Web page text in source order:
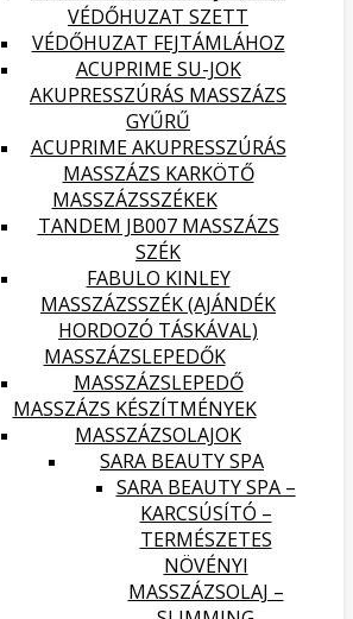
VÉDŐHUZAT SZETT
VÉDŐHUZAT FEJTÁMLÁHOZ
ACUPRIME SU-JOK
AKUPRESSZÚRÁS MASSZÁZS
GYŰRŰ
ACUPRIME AKUPRESSZÚRÁS
MASSZÁZS KARKÖTŐ
MASSZÁZSSZÉKEK
TANDEM JB007 MASSZÁZS
SZÉK
FABULO KINLEY
MASSZÁZSSZÉK (AJÁNDÉK
HORDOZÓ TÁSKÁVAL)
MASSZÁZSLEPEDŐK
MASSZÁZSLEPEDŐ
MASSZÁZS KÉSZÍTMÉNYEK
MASSZÁZSOLAJOK
SARA BEAUTY SPA
SARA BEAUTY SPA –
KARCSÚSÍTÓ –
TERMÉSZETES
NÖVÉNYI
MASSZÁZSOLAJ –